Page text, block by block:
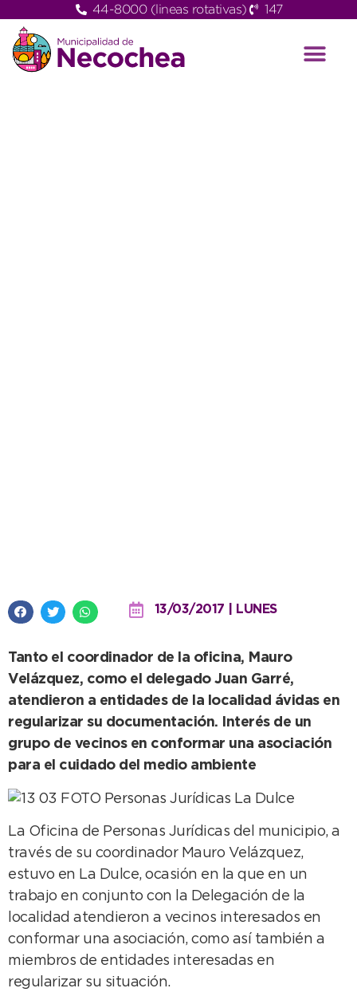
44-8000 (lineas rotativas) 147
13/03/2017 | LUNES
Tanto el coordinador de la oficina, Mauro
Velázquez, como el delegado Juan Garré,
atendieron a entidades de la localidad ávidas en
regularizar su documentación. Interés de un
grupo de vecinos en conformar una asociación
para el cuidado del medio ambiente
La Oficina de Personas Jurídicas del municipio, a
través de su coordinador Mauro Velázquez,
estuvo en La Dulce, ocasión en la que en un
trabajo en conjunto con la Delegación de la
localidad atendieron a vecinos interesados en
conformar una asociación, como así también a
miembros de entidades interesadas en
regularizar su situación.